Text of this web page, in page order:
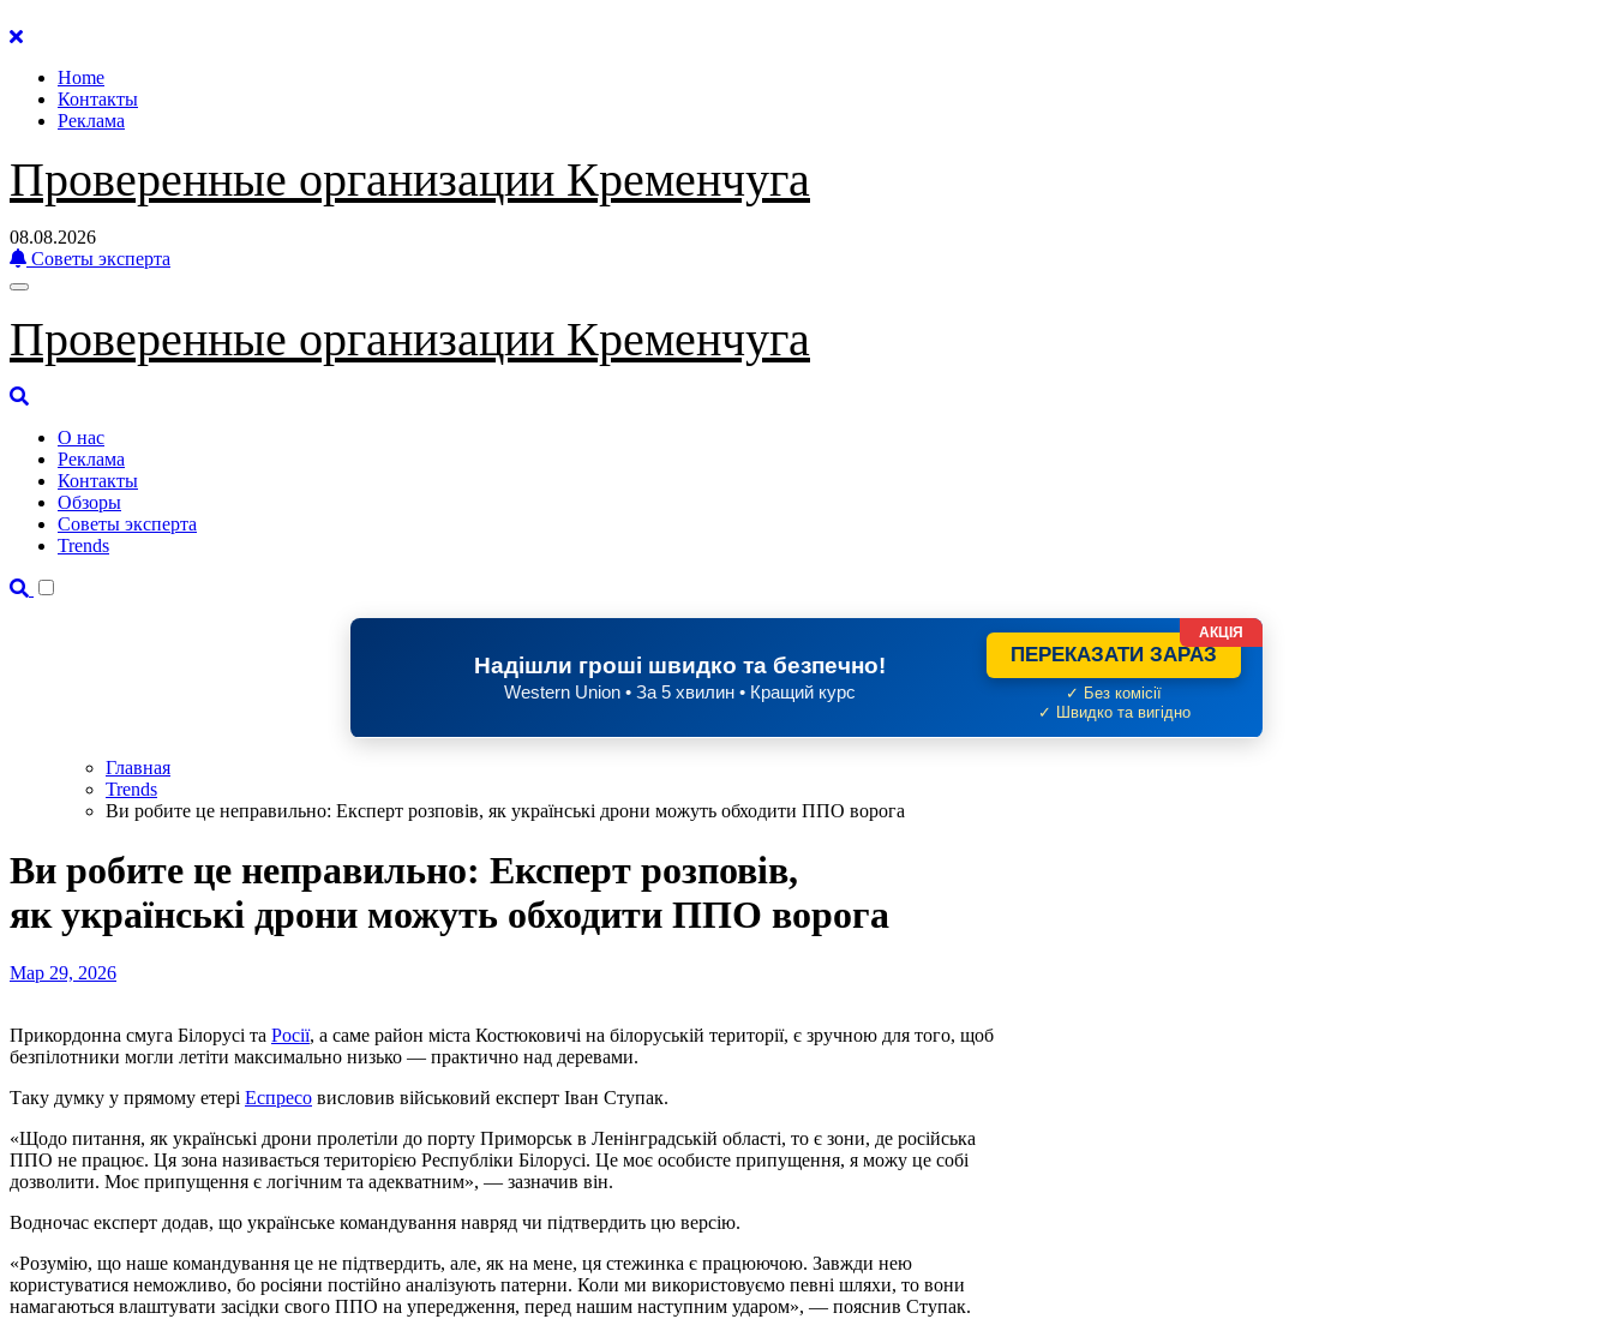
Перейти
содержанию
Home
Контакты
Реклама
Проверенные организации Кременчуга
08.08.2026
Советы эксперта
Проверенные организации Кременчуга
О нас
Реклама
Контакты
Обзоры
Советы эксперта
Trends
Надішли гроші швидко та безпечно!
Western Union • За 5 хвилин • Кращий курс
ПЕРЕКАЗАТИ ЗАРАЗ
✓ Без комісії
✓ Швидко та вигідно
АКЦІЯ
Главная
Trends
Ви робите це неправильно: Експерт розповів, як українські дрони можуть обходити ППО ворога
Ви робите це неправильно: Експерт розповів,
як українські дрони можуть обходити ППО ворога
Мар 29, 2026
Прикордонна смуга Білорусі та Росії, а саме район міста Костюковичі на білоруській території, є зручною для того, щоб
безпілотники могли летіти максимально низько — практично над деревами.
Таку думку у прямому етері Еспресо висловив військовий експерт Іван Ступак.
«Щодо питання, як українські дрони пролетіли до порту Приморськ в Ленінградській області, то є зони, де російська
ППО не працює. Ця зона називається територією Республіки Білорусі. Це моє особисте припущення, я можу це собі
дозволити. Моє припущення є логічним та адекватним», — зазначив він.
Водночас експерт додав, що українське командування навряд чи підтвердить цю версію.
«Розумію, що наше командування це не підтвердить, але, як на мене, ця стежинка є працюючою. Завжди нею
користуватися неможливо, бо росіяни постійно аналізують патерни. Коли ми використовуємо певні шляхи, то вони
намагаються влаштувати засідки свого ППО на упередження, перед нашим наступним ударом», — пояснив Ступак.